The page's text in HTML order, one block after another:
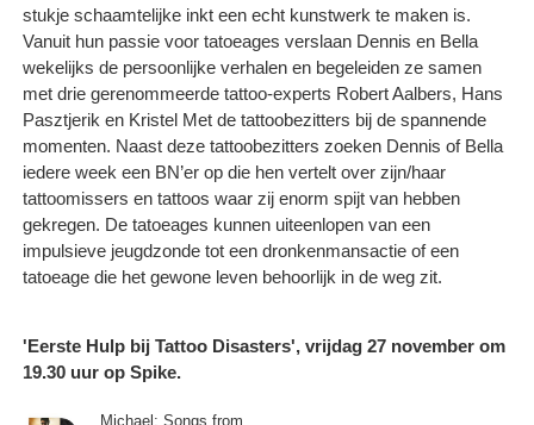
stukje schaamtelijke inkt een echt kunstwerk te maken is.
Vanuit hun passie voor tatoeages verslaan Dennis en Bella
wekelijks de persoonlijke verhalen en begeleiden ze samen
met drie gerenommeerde tattoo-experts Robert Aalbers, Hans
Pasztjerik en Kristel Met de tattoobezitters bij de spannende
momenten. Naast deze tattoobezitters zoeken Dennis of Bella
iedere week een BN’er op die hen vertelt over zijn/haar
tattoomissers en tattoos waar zij enorm spijt van hebben
gekregen. De tatoeages kunnen uiteenlopen van een
impulsieve jeugdzonde tot een dronkenmansactie of een
tatoeage die het gewone leven behoorlijk in de weg zit.
'Eerste Hulp bij Tattoo Disasters', vrijdag 27 november om
19.30 uur op Spike.
Michael: Songs from